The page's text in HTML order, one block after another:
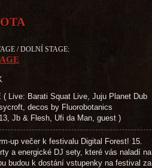
/ DOLNÍ STAGE:
Live: Barati Squat Live, Juju Planet Dub
decos by Fluorobotanics
Jb & Flesh, Ufi da Man, guest )
up večer k festivalu Digital Forest! 15.
a energické DJ sety, které vás naladí na
budou k dostání vstupenky na festival za